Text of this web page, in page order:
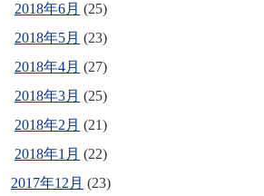
2018年6月 (25)
2018年5月 (23)
2018年4月 (27)
2018年3月 (25)
2018年2月 (21)
2018年1月 (22)
2017年12月 (23)